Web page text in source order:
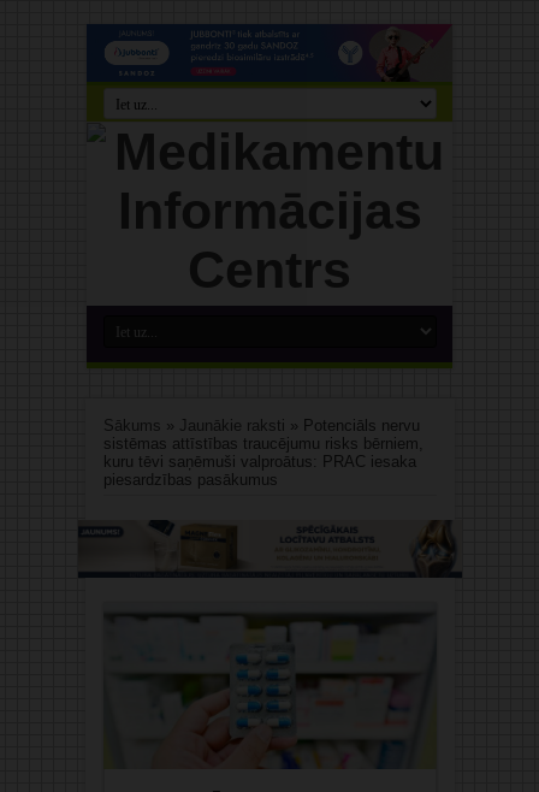
Sākums » Jaunākie raksti » Potenciāls nervu
sistēmas attīstības traucējumu risks bērniem,
kuru tēvi saņēmuši valproātus: PRAC iesaka
piesardzības pasākumus